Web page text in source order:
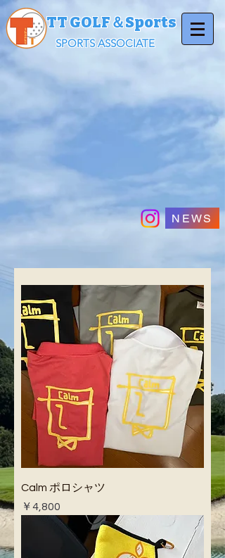
TT GOLF＆Sports
SPORTS ASSOCIATE
NEWS
Calm ポロシャツ
価格
￥4,800